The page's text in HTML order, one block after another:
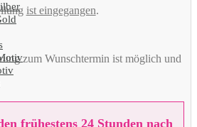
ist eingegangen.
zum Wunschtermin ist möglich und
frühestens 24 Stunden nach